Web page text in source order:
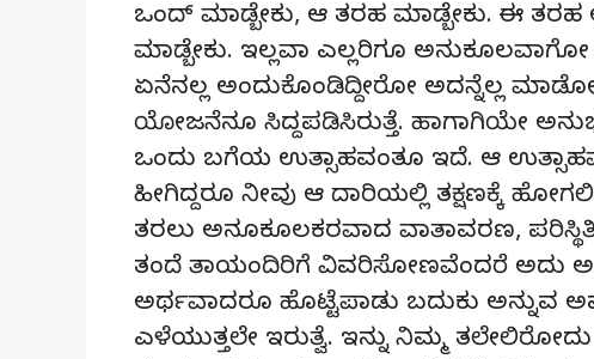
ಒಂದ್ ಮಾಡ್ಬೇಕು, ಆ ತರಹ ಮಾಡ್ಬೇಕು. ಈ ತರಹ
ಮಾಡ್ಬೇಕು. ಇಲ್ಲವಾ ಎಲ್ಲರಿಗೂ
ಏನೆನಲ್ಲ ಅಂದುಕೊಂಡಿದ್ದೀರೋ ಅದನ್ನೆಲ್ಲ
ಯೋಜನೆನೂ ಸಿದ್ದಪಡಿಸಿರುತ್ತೆ. ಹಾಗಾಗಿಯೇ
ಒಂದು ಬಗೆಯ ಉತ್ಸಾಹವಂತೂ ಇದೆ. ಆ
ಹೀಗಿದ್ದರೂ ನೀವು ಆ ದಾರಿಯಲ್ಲಿ ತಕ್ಷಣಕ್ಕೆ
ತರಲು ಅನೂಕೂಲಕರವಾದ ವಾತಾವರಣ, ಪರಿಸ್ಥಿತಿ
ತಂದೆ ತಾಯಂದಿರಿಗೆ ವಿವರಿಸೋಣವೆಂದರೆ ಅದು
ಅರ್ಥವಾದರೂ ಹೊಟ್ಟೆಪಾಡು ಬದುಕು ಅನ್ನುವ
ಎಳೆಯುತ್ತಲೇ ಇರುತ್ವೆ. ಇನ್ನು ನಿಮ್ಮ